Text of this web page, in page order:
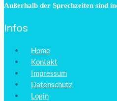
Außerhalb der Sprechzeiten sind
Infos
Home
Kontakt
Impressum
Datenschutz
Login